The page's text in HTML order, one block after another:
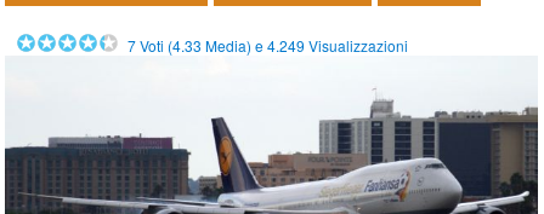
7Voti (4.33 Media) e4.249 Visualizzazioni